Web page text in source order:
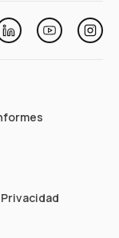
LinkedinYoutube